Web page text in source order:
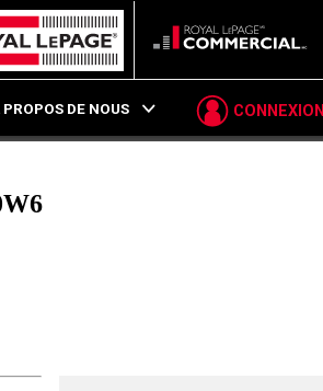
PROPOS DE NOUS CONNEXION